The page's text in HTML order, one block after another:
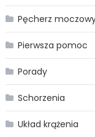
Pęcherz
Pierwsza pomoc
Porady
Schorzenia
Układ krążenia